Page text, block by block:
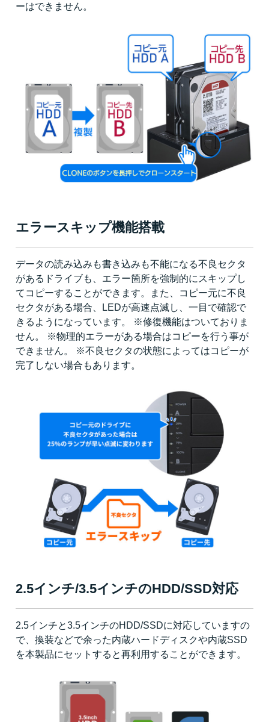
ーはできません。
エラースキップ機能搭載
データの読み込みも書き込みも不能になる不良セクタ
があるドライブも、エラー箇所を強制的にスキップし
てコピーすることができます。また、コピー元に不良
セクタがある場合、LEDが高速点滅し、一目で確認で
きるようになっています。 ※修復機能はついておりま
せん。 ※物理的エラーがある場合はコピーを行う事が
できません。 ※不良セクタの状態によってはコピーが
完了しない場合もあります。
2.5インチ/3.5インチのHDD/SSD対応
2.5インチと3.5インチのHDD/SSDに対応していますの
で、換装などで余った内蔵ハードディスクや内蔵SSD
を本製品にセットすると再利用することができます。